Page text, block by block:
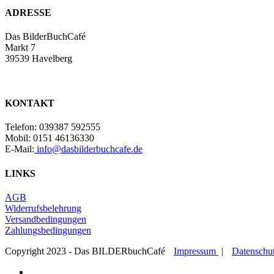
ADRESSE
Das BilderBuchCafé
Markt 7
39539 Havelberg
KONTAKT
Telefon: 039387 592555
Mobil: 0151 46136330
E-Mail: info@dasbilderbuchcafe.de
LINKS
AGB
Widerrufsbelehrung
Versandbedingungen
Zahlungsbedingungen
Copyright 2023 - Das BILDERbuchCafé
Impressum |